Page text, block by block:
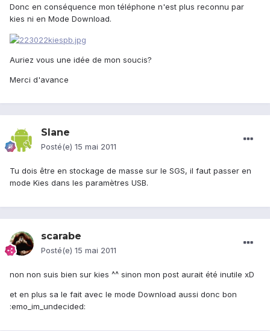
Donc en conséquence mon téléphone n'est plus reconnu par
kies ni en Mode Download.
Auriez vous une idée de mon soucis?
Merci d'avance
Slane
Posté(e) 15 mai 2011
Tu dois être en stockage de masse sur le SGS, il faut passer en
mode Kies dans les paramètres USB.
scarabe
Posté(e) 15 mai 2011
non non suis bien sur kies ^^ sinon mon post aurait été inutile xD
et en plus sa le fait avec le mode Download aussi donc bon
:emo_im_undecided: